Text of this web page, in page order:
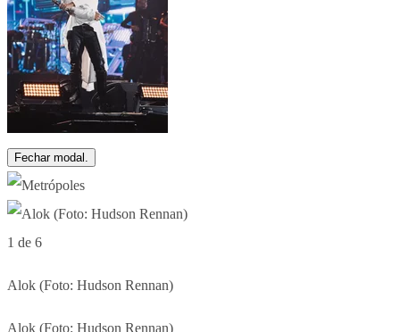
Fechar modal.
1 de 6
Alok (Foto: Hudson Rennan)
Alok (Foto: Hudson Rennan)